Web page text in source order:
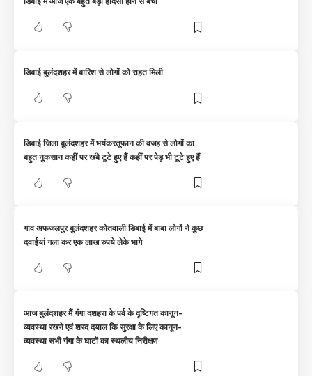
डिबाई बुलंदशहर में बारिश से लोगों को राहत मिली
डिबाई जिला बुलंदशहर में भयंकरतूफान की वजह से लोगों का
बहुत नुकसान कहीं पर खंबे टूटे हुए हैं कहीं पर पेड़ भी टूटे हुए हैं
गाव अफजलपुर बुलंदशहर कोतवाली डिबाई में बाबा लोगों ने कुछ
दवाईयां गला कर एक लाख रुपये लेके भागे
आज बुलंदशहर मैं गंगा दशहरा के पर्व के दृष्टिगत कानून-
व्यवस्था रखने एवं शरद दयाल कि सुरक्षा के लिए कानून-
व्यवस्था सभी गंगा के घाटों का स्थलीय निरीक्षण